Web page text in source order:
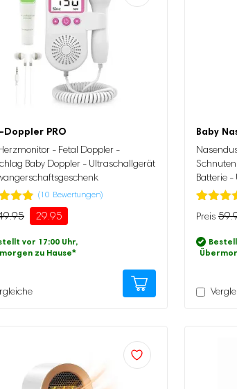
Doppler PRO
- Fetal Doppler -
Baby Doppler - Ultraschallgerät
4.80
(10 Bewertungen)
29.95
vor 17:00 Uhr,
zu Hause*
Baby
Batterie -
5.00
auf
8
war:
59.95
Aktueller
ist:
29.95.